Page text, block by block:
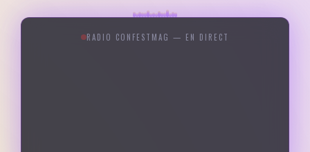
RADIO CONFESTMAG — EN DIRECT